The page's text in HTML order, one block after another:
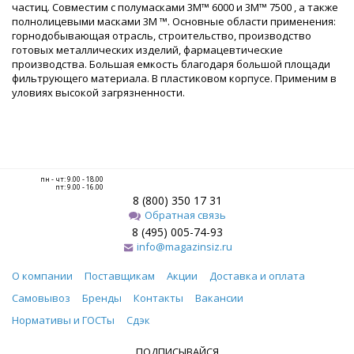
частиц. Совместим с полумасками 3M™ 6000 и 3M™ 7500 , а также
полнолицевыми масками 3M ™. Основные области применения:
горнодобывающая отрасль, строительство, производство
готовых металлических изделий, фармацевтические
производства. Большая емкость благодаря большой площади
фильтрующего материала. В пластиковом корпусе. Применим в
уловиях высокой загрязненности.
пн - чт: 9.00 - 18.00
пт: 9.00 - 16.00
8 (800) 350 17 31
Обратная связь
8 (495) 005-74-93
info@magazinsiz.ru
О компании Поставщикам Акции
Доставка и оплата
Самовывоз
Бренды Контакты
Вакансии
Нормативы и ГОСТы
Сдэк